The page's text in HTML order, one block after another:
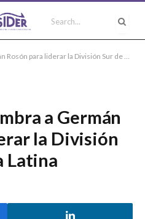
para liderar la División Sur de América Latina
a Germán
la División
Latina